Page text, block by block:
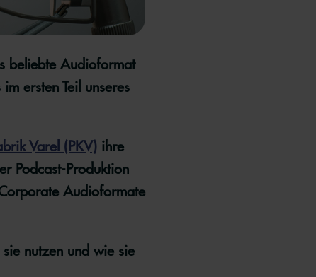
beliebte Audioformat
ersten Teil unseres
Varel (PKV)ihre
Podcast-Produktion
Audioformate
nutzen und wie sie